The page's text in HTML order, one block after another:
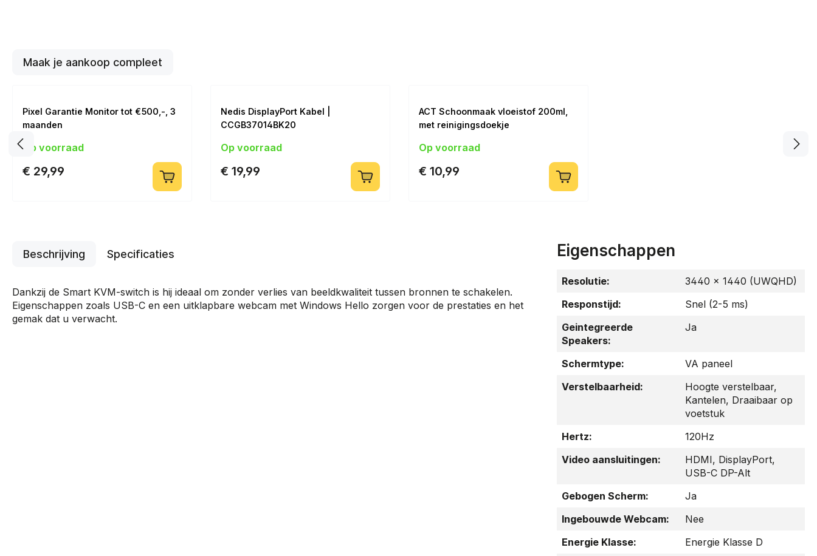
Maak je aankoop compleet
Pixel Garantie Monitor tot €500,-, 3
maanden
Op voorraad
€ 29,99
Nedis DisplayPort Kabel |
CCGB37014BK20
Op voorraad
€ 19,99
ACT Schoonmaak vloeistof 200ml,
met reinigingsdoekje
Op voorraad
€ 10,99
Beschrijving Specificaties
Dankzij de Smart KVM-switch is hij ideaal om zonder verlies van beeldkwaliteit tussen bronnen te schakelen.
Eigenschappen zoals USB-C en een uitklapbare webcam met Windows Hello zorgen voor de prestaties en het
gemak dat u verwacht.
Eigenschappen
Resolutie:
3440 x 1440 (UWQHD)
Responstijd:
Snel (2-5 ms)
Geintegreerde
Speakers:
Ja
Schermtype:
VA paneel
Verstelbaarheid:
Hoogte verstelbaar,
Kantelen, Draaibaar op
voetstuk
Hertz:
120Hz
Video aansluitingen:
HDMI, DisplayPort,
USB-C DP-Alt
Gebogen Scherm:
Ja
Ingebouwde Webcam:
Nee
Energie Klasse:
Energie Klasse D